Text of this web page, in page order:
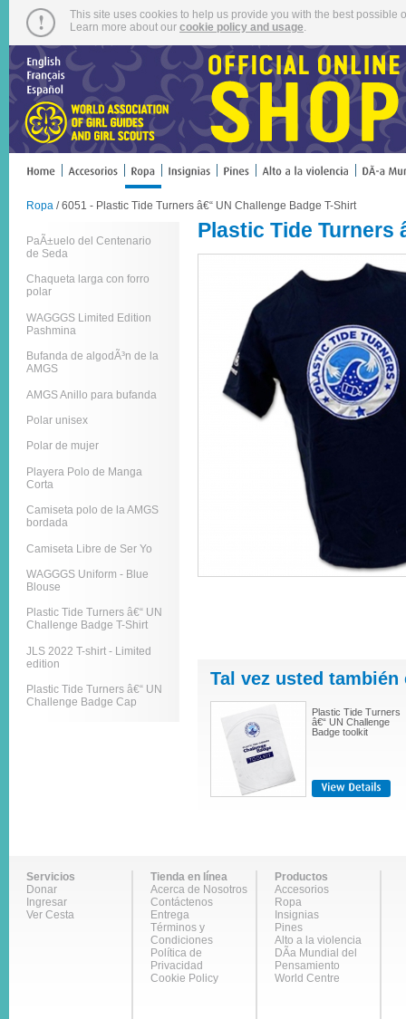
This site uses cookies to help us provide you with the best
Learn more about our cookie policy and usage
Ropa / 6051 - Plastic Tide Turners â€“ UN Challenge Badge T-Shirt
PaÃ±uelo del Centenario
de Seda
Chaqueta larga con forro
polar
WAGGGS Limited Edition
Pashmina
Bufanda de algodÃ³n de la
AMGS
AMGS Anillo para bufanda
Polar unisex
Polar de mujer
Playera Polo de Manga
Corta
Camiseta polo de la AMGS
bordada
Camiseta Libre de Ser Yo
WAGGGS Uniform - Blue
Blouse
Plastic Tide Turners â€“ UN
Challenge Badge T-Shirt
JLS 2022 T-shirt - Limited
edition
Plastic Tide Turners â€“ UN
Challenge Badge Cap
Plastic Tide Turners
Tal vez usted
Plastic Tide Turners
â€“ UN Challenge
Badge toolkit
Servicios
Donar
Ingresar
Ver Cesta
Tienda en línea
Acerca de Nosotros
Contáctenos
Entrega
Términos y
Condiciones
Política de
Privacidad
Cookie Policy
Productos
Accesorios
Ropa
Insignias
Pines
Alto a la violencia
DÃ­a Mundial del
Pensamiento
World Centre